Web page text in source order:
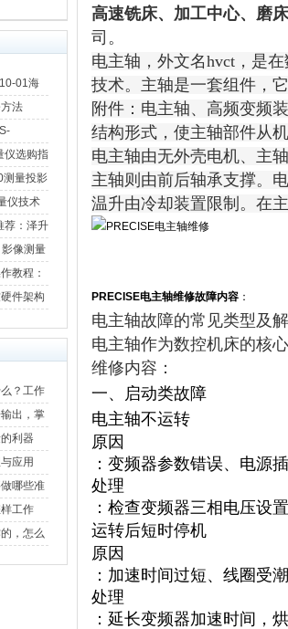
01海
内容
法
手动
仪选购指
选型推荐
测量投影
显表故
仪技术
用
荐：泽升
像测量
析
教程：
手也能
件架构
？工作
能一次
出，掌
六大核
利器
应用
哪些准
工作
？，怎么
高速铣床、加工中心、磨
司。
电主轴，外文名hvct，是
技术。主轴是一套组件，
附件：电主轴、高频变频
结构形式，使主轴部件从
电主轴由无外壳电机、 主轴
主轴则由前后轴承支撑。
温升由冷却装置限制。在
PRECISE电主轴维修故障内容 ：
电主轴故障的常见类型及
电主轴作为数控机床的核
维修内容： ‌
一、启动类故障
电主轴不运转
原因
：变频器参数错误、电源
处理
：检查变频器三相电压设
运转后短时停机
原因
：加速时间过短、线圈受
处理
：延长变频器加速时间，